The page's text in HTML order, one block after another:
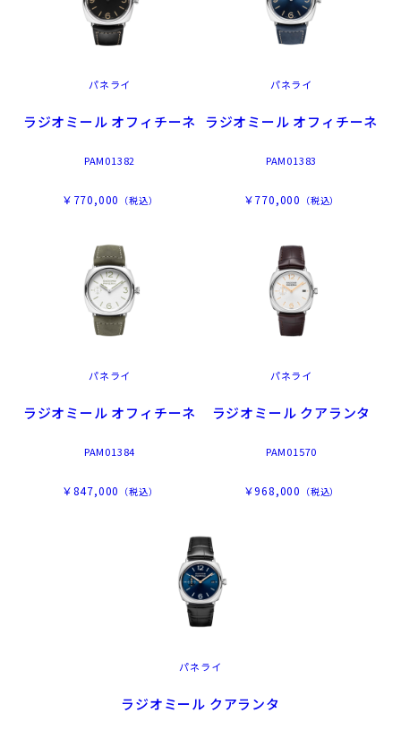
パネライ
ラジオミール オフィチーネ
PAM01382
￥770,000 （税込）
パネライ
ラジオミール オフィチーネ
PAM01383
￥770,000 （税込）
パネライ
ラジオミール オフィチーネ
PAM01384
￥847,000 （税込）
パネライ
ラジオミール クアランタ
PAM01570
￥968,000 （税込）
パネライ
ラジオミール クアランタ